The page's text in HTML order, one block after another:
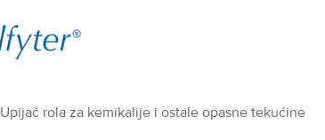
Upijač rola za kemikalije i ostale opasne tekućine